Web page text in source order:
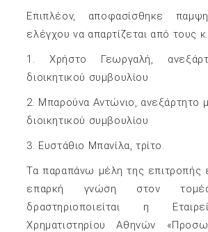
Επιπλέον, αποφασίσθηκε
ελέγχου να απαρτίζεται από τους
1. Χρήστο Γεωργαλή,
διοικητικού συμβουλίου
2. Μπαρούνα Αντώνιο, ανεξάρτητο
διοικητικού συμβουλίου
3. Ευστάθιο Μπανίλα, τρίτο.
Τα παραπάνω μέλη της επιτροπής
επαρκή γνώση στον
δραστηριοποιείται η
Χρηματιστηρίου Αθηνών